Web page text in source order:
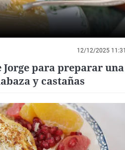
12/12/2025 11:31
Jorge para preparar una
y castañas